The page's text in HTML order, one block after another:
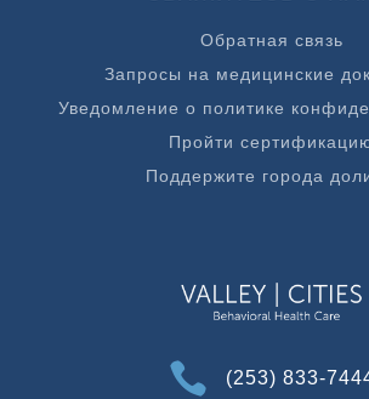
Обратная связь
Запросы на медицинские
Уведомление о политике
Пройти
Поддержите города
 (253) 833-